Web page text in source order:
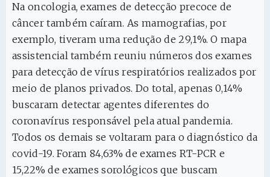
Na oncologia, exames de detecção precoce de
câncer também caíram. As mamografias, por
exemplo, tiveram uma redução de 29,1%. O mapa
assistencial também reuniu números dos exames
para detecção de vírus respiratórios realizados por
meio de planos privados. Do total, apenas 0,14%
buscaram detectar agentes diferentes do
coronavírus responsável pela atual pandemia.
Todos os demais se voltaram para o diagnóstico da
covid-19. Foram 84,63% de exames RT-PCR e
15,22% de exames sorológicos que buscam